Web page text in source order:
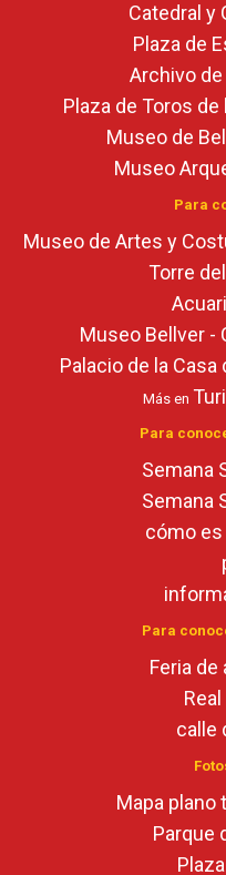
Catedral y
Plaza de
Archivo
Plaza de Toros
Museo de
Museo
Para
Museo de Artes y
Torre
Museo Bellver -
Palacio de la Casa
Más en
Para
Semana
Semana
cómo
Para
Feria de
calle
Mapa plano
Parque